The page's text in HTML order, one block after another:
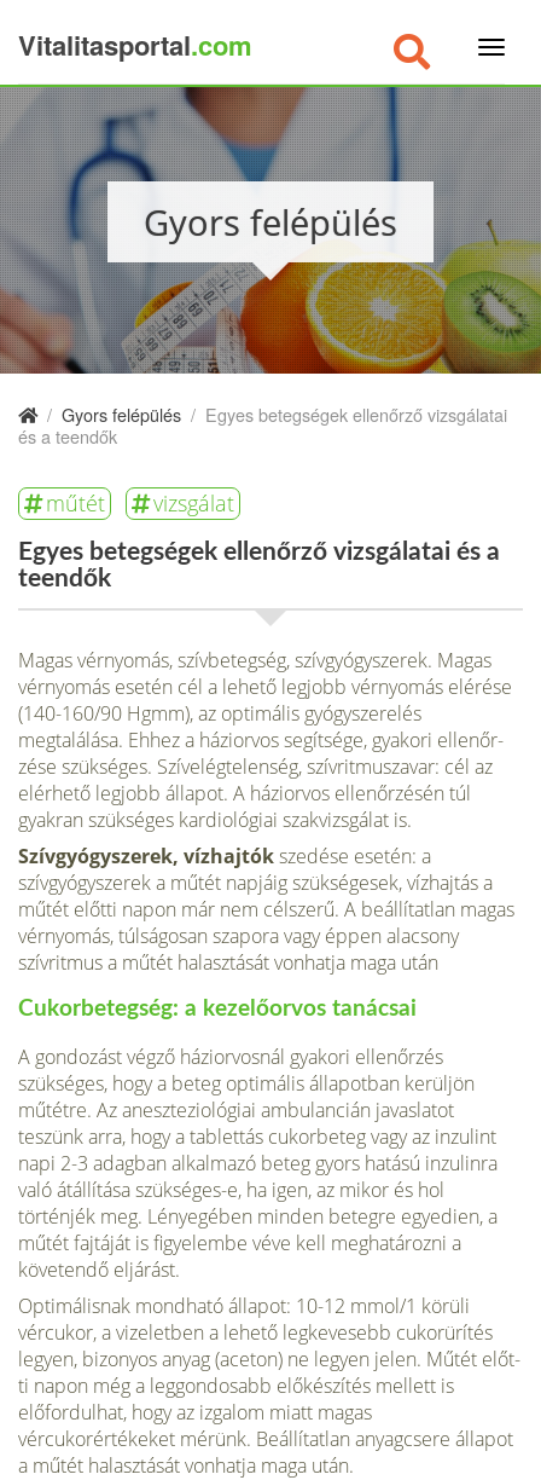
Vitalitasportal.com
Gyors felépülés
/ Gyors felépülés / Egyes betegségek ellenőrző vizsgálatai
és a teendők
műtét vizsgálat
Egyes betegségek ellenőrző vizsgálatai és a
teendők
Magas vérnyomás, szívbetegség, szívgyógyszerek. Magas
vérnyomás esetén cél a lehető legjobb vérnyomás elérése
(140-160/90 Hgmm), az optimális gyógyszerelés
megtalálása. Ehhez a háziorvos segítsége, gyakori ellenőr­
zése szükséges. Szívelégtelenség, szívritmuszavar: cél az
elérhető legjobb állapot. A háziorvos ellenőrzésén túl
gyakran szükséges kardiológiai szak­vizsgálat is.
Szívgyógyszerek, vízhajtókszedése esetén: a
szívgyógyszerek a műtét napjáig szükségesek, vízhajtás a
műtét előtti napon már nem célszerű. A beállítatlan magas
vérnyomás, túlságosan szapora vagy éppen alacsony
szívritmus a műtét halasztását vonhatja maga után
Cukorbetegség: a kezelőorvos tanácsai
A gondozást végző háziorvosnál gyakori ellenőr­zés
szükséges, hogy a beteg optimális állapotban kerüljön
műtétre. Az aneszteziológiai ambulancián javaslatot
teszünk arra, hogy a tablettás cu­korbeteg vagy az inzulint
napi 2-3 adagban alkalmazó beteg gyors hatású inzulinra
való átállítása szükséges-e, ha igen, az mikor és hol
történjék meg. Lényegében minden betegre egyedien, a
műtét fajtáját is figyelem­be véve kell meghatározni a
követendő eljárást.
Optimálisnak mondható állapot: 10-12 mmol/1 körüli
vércukor, a vizeletben a lehető legkevesebb cukorürítés
legyen, bizonyos anyag (aceton) ne legyen jelen. Műtét előt­
ti napon még a leggondosabb előkészítés mellett is
előfordulhat, hogy az izgalom miatt magas
vércukorértékeket mérünk. Beállítatlan anyagcsere ­állapot
a műtét halasztását vonhatja maga után.
×